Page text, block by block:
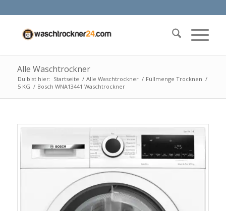
Alle Waschtrockner
Du bist hier: Startseite / Alle Waschtrockner / Füllmenge Trocknen /
5 KG / Bosch WNA13441 Waschtrockner